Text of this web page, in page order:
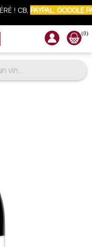
SUR VOTRE
(0)